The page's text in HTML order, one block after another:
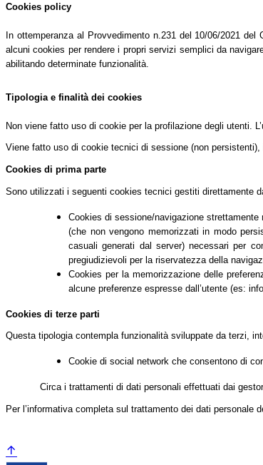
Cookies policy
In ottemperanza al Provvedimento n.231 del 10/06/2021
alcuni cookies per rendere i propri servizi semplici da
abilitando determinate funzionalità.
Tipologia e finalità dei cookies
Non viene fatto uso di cookie per la profilazione degli utenti.
Viene fatto uso di cookie tecnici di sessione (non
Cookies di prima parte
Sono utilizzati i seguenti cookies tecnici gestiti direttamente
Cookies di sessione/navigazione
(che non vengono memorizzati in modo
casuali generati dal server) necessari per
pregiudizievoli per la riservatezza della
Cookies per la memorizzazione delle
alcune preferenze espresse dall’utente (es:
Cookies di terze parti
Questa tipologia contempla funzionalità sviluppate da terzi,
Cookie di social network che consentono di
Circa i trattamenti di dati personali effettuati dai
Per l’informativa completa sul trattamento dei dati personale